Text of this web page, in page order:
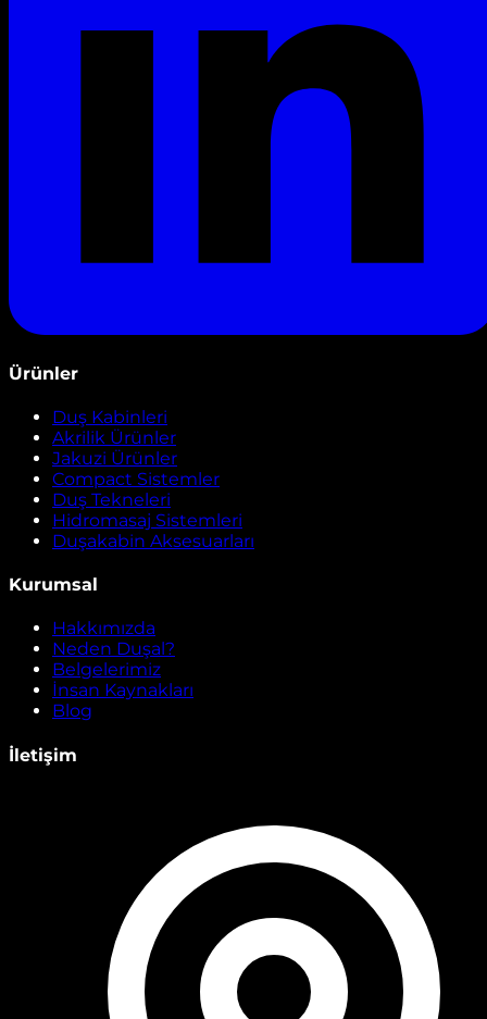
Ürünler
Duş Kabinleri
Akrilik Ürünler
Jakuzi Ürünler
Compact Sistemler
Duş Tekneleri
Hidromasaj Sistemleri
Duşakabin Aksesuarları
Kurumsal
Hakkımızda
Neden Duşal?
Belgelerimiz
İnsan Kaynakları
Blog
İletişim